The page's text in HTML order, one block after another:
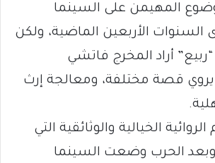
المهيمن على السينما
السنوات الأربعين الماضية، ولكن
أراد المخرج فاتشي
يروي قصة مختلفة، ومعالجة إرث
الخيالية والوثائقية التي
الحرب وضعت السينما